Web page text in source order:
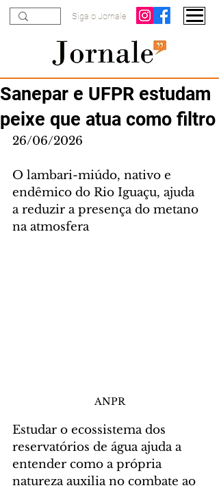
Siga o Jornale
Sanepar e UFPR estudam
peixe que atua como filtro
26/06/2026
O lambari-miúdo, nativo e
endêmico do Rio Iguaçu, ajuda
a reduzir a presença do metano
na atmosfera
ANPR
Estudar o ecossistema dos
reservatórios de água ajuda a
entender como a própria
natureza auxilia no combate ao